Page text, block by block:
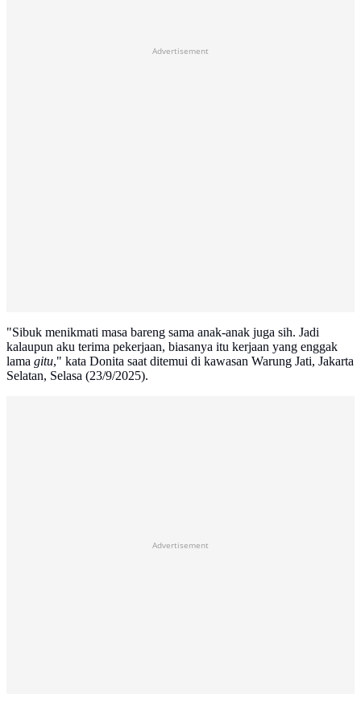
Advertisement
"Sibuk menikmati masa bareng sama anak-anak juga sih. Jadi
kalaupun aku terima pekerjaan, biasanya itu kerjaan yang enggak
lama gitu," kata Donita saat ditemui di kawasan Warung Jati, Jakarta
Selatan, Selasa (23/9/2025).
Advertisement